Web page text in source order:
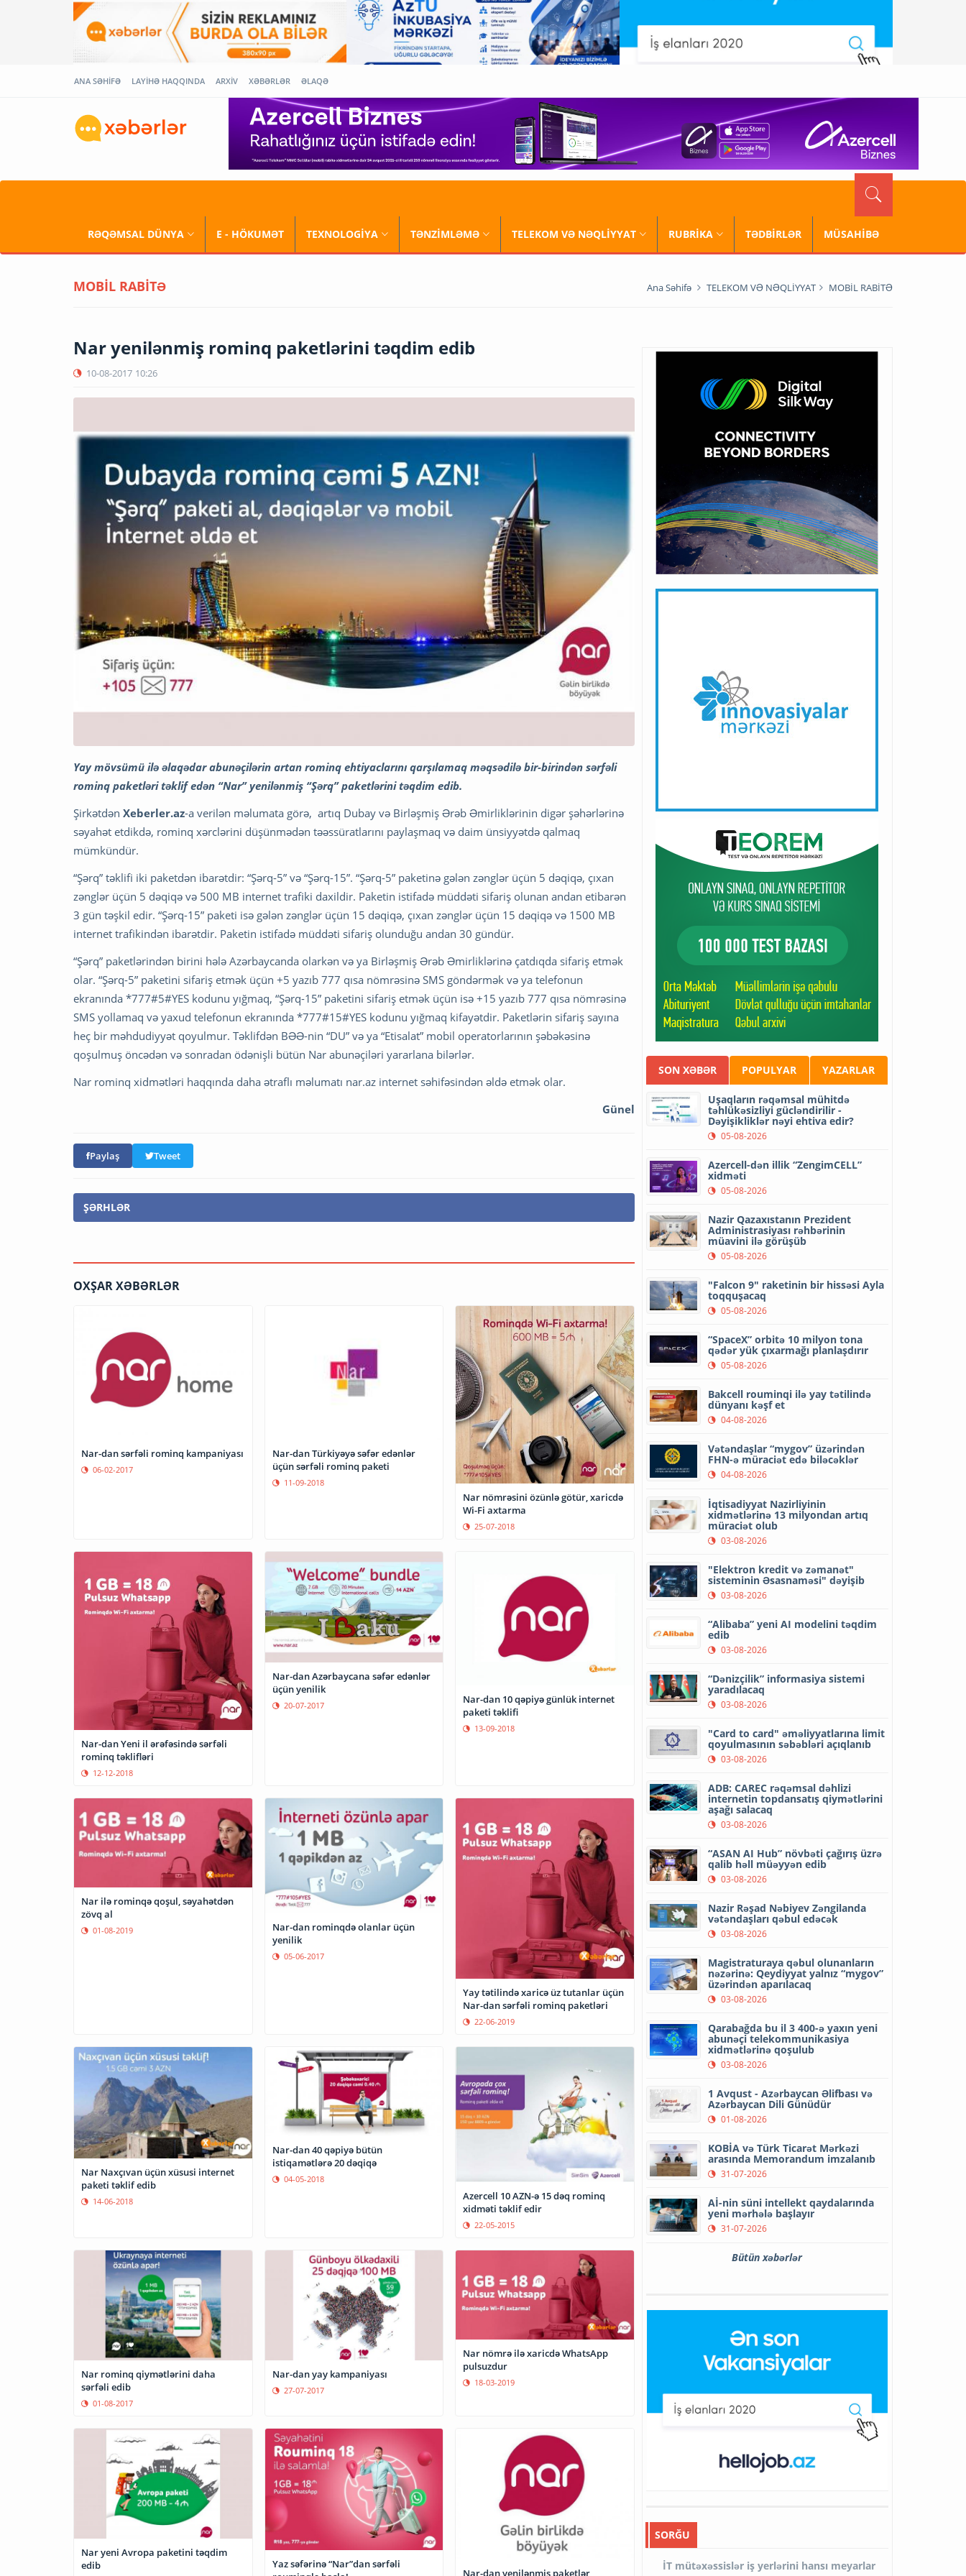
ANA SƏHİFƏ LAYİHƏ HAQQINDA ARXİV XƏBƏRLƏR ƏLAQƏ
RƏQƏMSAL DÜNYA E - HÖKUMƏT TEXNOLOGİYA TƏNZİMLƏMƏ TELEKOM VƏ NƏQLİYYAT RUBRİKA TƏDBİRLƏR MÜSAHİBƏ
MOBİL RABİTƏ Ana Səhifə TELEKOM VƏ NƏQLİYYAT MOBİL RABİTƏ
Nar yenilənmiş rominq paketlərini təqdim edib
10-08-2017 10:26
Yay mövsümü ilə əlaqədar abunəçilərin artan rominq ehtiyaclarını qarşılamaq məqsədilə bir-birindən sərfəli
rominq paketləri təklif edən “Nar” yenilənmiş “Şərq” paketlərini təqdim edib.
Şirkətdən Xeberler.az-a verilən məlumata görə, artıq Dubay və Birləşmiş Ərəb Əmirliklərinin digər şəhərlərinə
səyahət etdikdə, rominq xərclərini düşünmədən təəssüratlarını paylaşmaq və daim ünsiyyətdə qalmaq
mümkündür.
“Şərq” təklifi iki paketdən ibarətdir: “Şərq-5” və “Şərq-15”. “Şərq-5” paketinə gələn zənglər üçün 5 dəqiqə, çıxan
zənglər üçün 5 dəqiqə və 500 MB internet trafiki daxildir. Paketin istifadə müddəti sifariş olunan andan etibarən
3 gün təşkil edir. “Şərq-15” paketi isə gələn zənglər üçün 15 dəqiqə, çıxan zənglər üçün 15 dəqiqə və 1500 MB
internet trafikindən ibarətdir. Paketin istifadə müddəti sifariş olunduğu andan 30 gündür.
“Şərq” paketlərindən birini hələ Azərbaycanda olarkən və ya Birləşmiş Ərəb Əmirliklərinə çatdıqda sifariş etmək
olar. “Şərq-5” paketini sifariş etmək üçün +5 yazıb 777 qısa nömrəsinə SMS göndərmək və ya telefonun
ekranında *777#5#YES kodunu yığmaq, “Şərq-15” paketini sifariş etmək üçün isə +15 yazıb 777 qısa nömrəsinə
SMS yollamaq və yaxud telefonun ekranında *777#15#YES kodunu yığmaq kifayətdir. Paketlərin sifariş sayına
heç bir məhdudiyyət qoyulmur. Təklifdən BƏƏ-nin “DU” və ya “Etisalat” mobil operatorlarının şəbəkəsinə
qoşulmuş öncədən və sonradan ödənişli bütün Nar abunəçiləri yararlana bilərlər.
Nar rominq xidmətləri haqqında daha ətraflı məlumatı nar.az internet səhifəsindən əldə etmək olar.
Günel
Paylaş Tweet
ŞƏRHLƏR
OXŞAR XƏBƏRLƏR
Nar-dan sərfəli rominq kampaniyası
06-02-2017
Nar-dan Türkiyəyə səfər edənlər
üçün sərfəli rominq paketi
11-09-2018
Nar nömrəsini özünlə götür, xaricdə
Wi-Fi axtarma
25-07-2018
Nar-dan Yeni il ərəfəsində sərfəli
rominq təklifləri
12-12-2018
Nar-dan Azərbaycana səfər edənlər
üçün yenilik
20-07-2017
Nar-dan 10 qəpiyə günlük internet
paketi təklifi
13-09-2018
Nar ilə rominqə qoşul, səyahətdən
zövq al
01-08-2019
Nar-dan rominqdə olanlar üçün
yenilik
05-06-2017
Yay tətilində xaricə üz tutanlar üçün
Nar-dan sərfəli rominq paketləri
22-06-2019
Nar Naxçıvan üçün xüsusi internet
paketi təklif edib
14-06-2018
Nar-dan 40 qəpiyə bütün
istiqamətlərə 20 dəqiqə
04-05-2018
Azercell 10 AZN-ə 15 dəq rominq
xidməti təklif edir
22-05-2015
Nar rominq qiymətlərini daha
sərfəli edib
01-08-2017
Nar-dan yay kampaniyası
27-07-2017
Nar nömrə ilə xaricdə WhatsApp
pulsuzdur
18-03-2019
Nar yeni Avropa paketini təqdim
edib
Yaz səfərinə “Nar”dan sərfəli
Nar-dan yenilənmiş paketlər
SON XƏBƏR POPULYAR YAZARLAR
Uşaqların rəqəmsal mühitdə
təhlükəsizliyi gücləndirilir -
Dəyişikliklər nəyi ehtiva edir?
05-08-2026
Azercell-dən illik “ZengimCELL”
xidməti
05-08-2026
Nazir Qazaxıstanın Prezident
Administrasiyası rəhbərinin
müavini ilə görüşüb
05-08-2026
"Falcon 9" raketinin bir hissəsi Ayla
toqquşacaq
05-08-2026
“SpaceX” orbitə 10 milyon tona
qədər yük çıxarmağı planlaşdırır
05-08-2026
Bakcell rouminqi ilə yay tətilində
dünyanı kəşf et
04-08-2026
Vətəndaşlar “mygov” üzərindən
FHN-ə müraciət edə biləcəklər
04-08-2026
İqtisadiyyat Nazirliyinin
xidmətlərinə 13 milyondan artıq
müraciət olub
03-08-2026
"Elektron kredit və zəmanət"
sisteminin Əsasnaməsi" dəyişib
03-08-2026
“Alibaba” yeni AI modelini təqdim
edib
03-08-2026
“Dənizçilik” informasiya sistemi
yaradılacaq
03-08-2026
"Card to card" əməliyyatlarına limit
qoyulmasının səbəbləri açıqlanıb
03-08-2026
ADB: CAREC rəqəmsal dəhlizi
internetin topdansatış qiymətlərini
aşağı salacaq
03-08-2026
“ASAN AI Hub” növbəti çağırış üzrə
qalib həll müəyyən edib
03-08-2026
Nazir Rəşad Nəbiyev Zəngilanda
vətəndaşları qəbul edəcək
03-08-2026
Magistraturaya qəbul olunanların
nəzərinə: Qeydiyyat yalnız “mygov”
üzərindən aparılacaq
03-08-2026
Qarabağda bu il 3 400-ə yaxın yeni
abunəçi telekommunikasiya
xidmətlərinə qoşulub
03-08-2026
1 Avqust - Azərbaycan Əlifbası və
Azərbaycan Dili Günüdür
01-08-2026
KOBİA və Türk Ticarət Mərkəzi
arasında Memorandum imzalanıb
31-07-2026
Aİ-nin süni intellekt qaydalarında
yeni mərhələ başlayır
31-07-2026
Bütün xəbərlər
SORĞU
İT mütəxəssislər iş yerlərini hansı meyarlar